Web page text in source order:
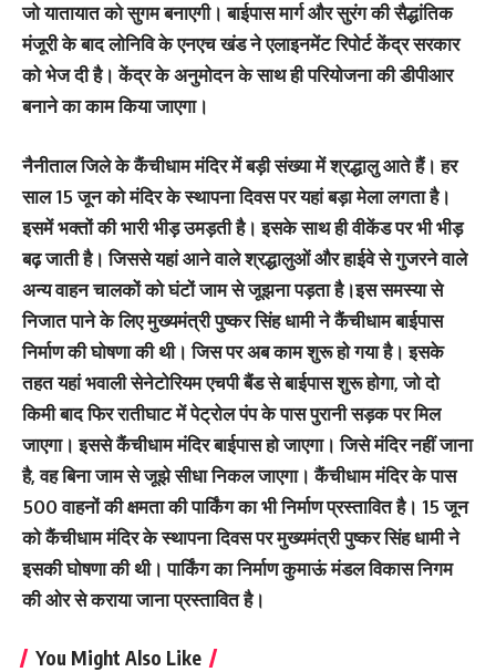
जो यातायात को सुगम बनाएगी। बाईपास मार्ग और सुरंग की सैद्धांतिक
मंजूरी के बाद लोनिवि के एनएच खंड ने एलाइनमेंट रिपोर्ट केंद्र सरकार
को भेज दी है। केंद्र के अनुमोदन के साथ ही परियोजना की डीपीआर
बनाने का काम किया जाएगा।
नैनीताल जिले के कैंचीधाम मंदिर में बड़ी संख्या में श्रद्धालु आते हैं। हर
साल 15 जून को मंदिर के स्थापना दिवस पर यहां बड़ा मेला लगता है।
इसमें भक्तों की भारी भीड़ उमड़ती है। इसके साथ ही वीकेंड पर भी भीड़
बढ़ जाती है। जिससे यहां आने वाले श्रद्धालुओं और हाईवे से गुजरने वाले
अन्य वाहन चालकों को घंटों जाम से जूझना पड़ता है।इस समस्या से
निजात पाने के लिए मुख्यमंत्री पुष्कर सिंह धामी ने कैंचीधाम बाईपास
निर्माण की घोषणा की थी। जिस पर अब काम शुरू हो गया है। इसके
तहत यहां भवाली सेनेटोरियम एचपी बैंड से बाईपास शुरू होगा, जो दो
किमी बाद फिर रातीघाट में पेट्रोल पंप के पास पुरानी सड़क पर मिल
जाएगा। इससे कैंचीधाम मंदिर बाईपास हो जाएगा। जिसे मंदिर नहीं जाना
है, वह बिना जाम से जूझे सीधा निकल जाएगा। कैंचीधाम मंदिर के पास
500 वाहनों की क्षमता की पार्किंग का भी निर्माण प्रस्तावित है। 15 जून
को कैंचीधाम मंदिर के स्थापना दिवस पर मुख्यमंत्री पुष्कर सिंह धामी ने
इसकी घोषणा की थी। पार्किंग का निर्माण कुमाऊं मंडल विकास निगम
की ओर से कराया जाना प्रस्तावित है।
You Might Also Like